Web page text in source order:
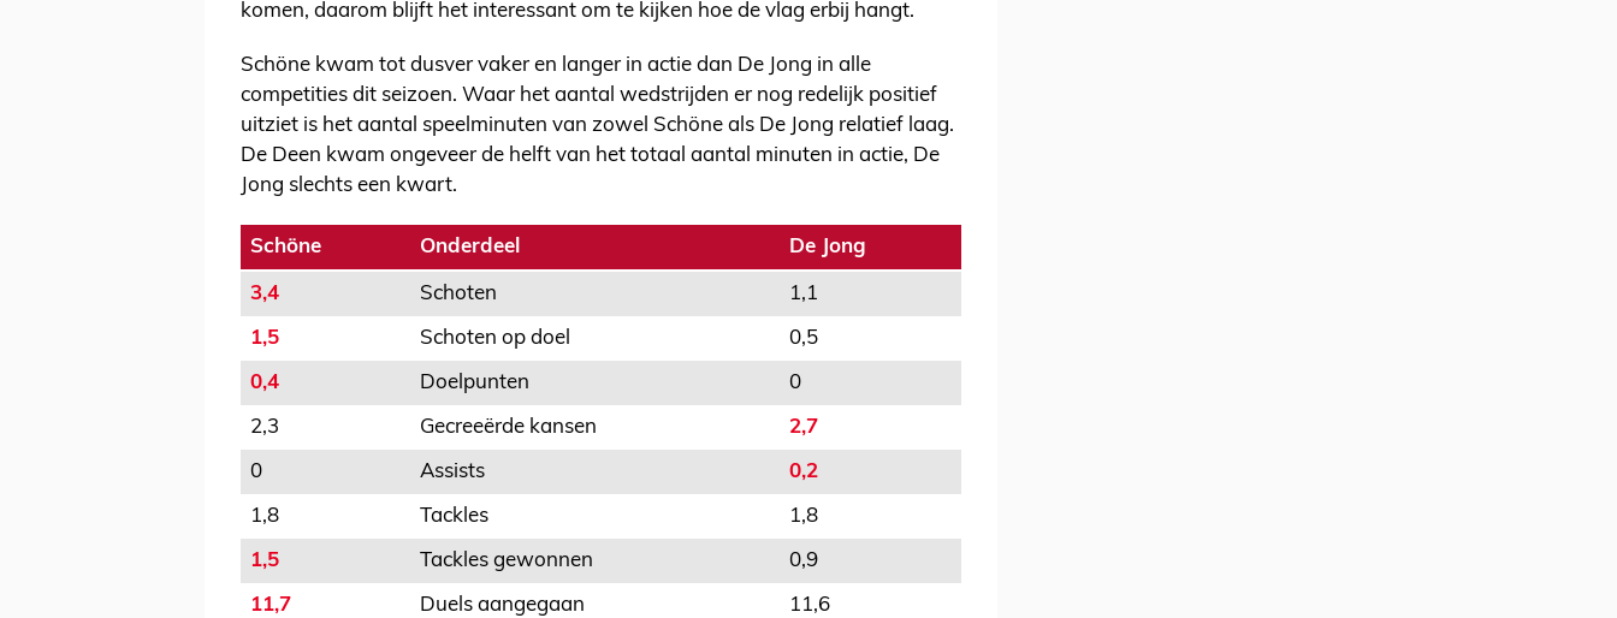
komen, daarom blijft het interessant om te kijken hoe de vlag erbij hangt.
Schöne kwam tot dusver vaker en langer in actie dan De Jong in alle
competities dit seizoen. Waar het aantal wedstrijden er nog redelijk positief
uitziet is het aantal speelminuten van zowel Schöne als De Jong relatief laag.
De Deen kwam ongeveer de helft van het totaal aantal minuten in actie, De
Jong slechts een kwart.
Schöne Onderdeel De Jong
3,4 Schoten 1,1
1,5 Schoten op doel 0,5
0,4 Doelpunten 0
2,3 Gecreeërde kansen 2,7
0 Assists 0,2
1,8 Tackles 1,8
1,5 Tackles gewonnen 0,9
11,7 Duels aangegaan 11,6